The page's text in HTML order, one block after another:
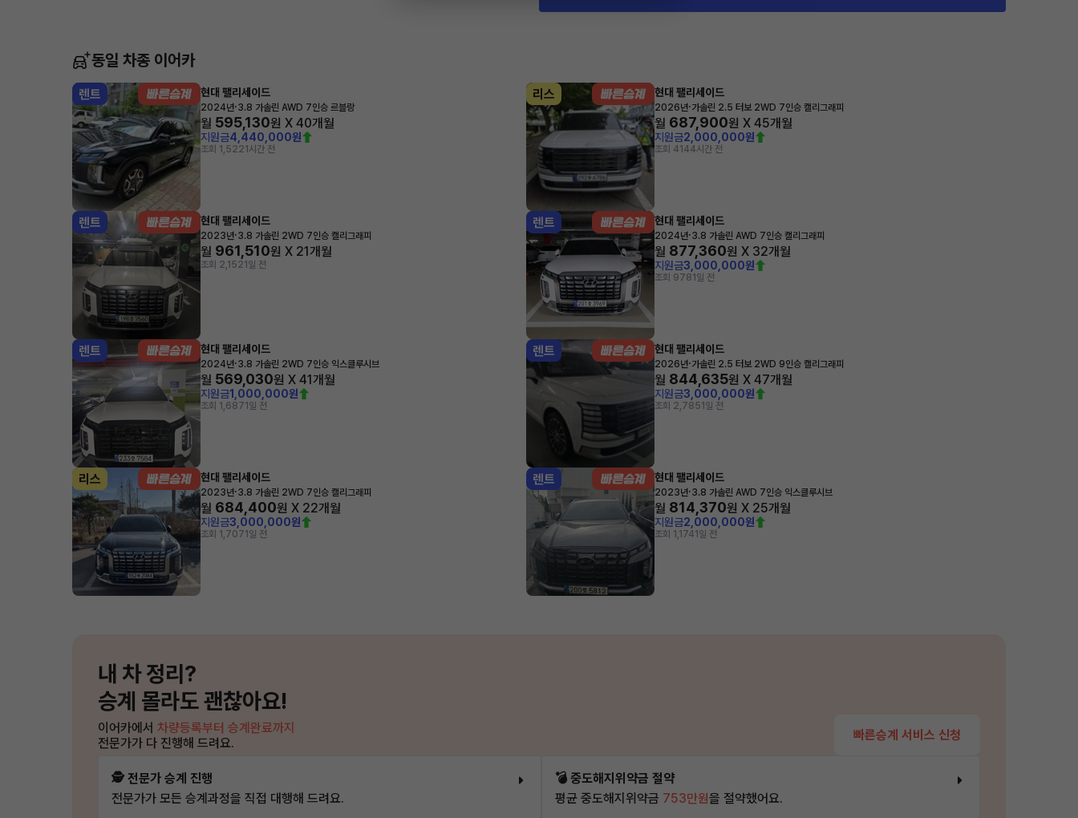
동일 차종 이어카
렌트 현대 팰리세이드
2024년·3.8 가솔린 AWD 7인승 르블랑
월 595,130원 X 40개월
지원금4,440,000원
조회 1,5221시간 전
리스 현대 팰리세이드
2026년·가솔린 2.5 터보 2WD 7인승 캘리그래피
월 687,900원 X 45개월
지원금2,000,000원
조회 4144시간 전
렌트 현대 팰리세이드
2023년·3.8 가솔린 2WD 7인승 캘리그래피
월 961,510원 X 21개월
조회 2,1521일 전
렌트 현대 팰리세이드
2024년·3.8 가솔린 AWD 7인승 캘리그래피
월 877,360원 X 32개월
지원금3,000,000원
조회 9781일 전
렌트 현대 팰리세이드
2024년·3.8 가솔린 2WD 7인승 익스클루시브
월 569,030원 X 41개월
지원금1,000,000원
조회 1,6871일 전
렌트 현대 팰리세이드
2026년·가솔린 2.5 터보 2WD 9인승 캘리그래피
월 844,635원 X 47개월
지원금3,000,000원
조회 2,7851일 전
리스 현대 팰리세이드
2023년·3.8 가솔린 2WD 7인승 캘리그래피
월 684,400원 X 22개월
지원금3,000,000원
조회 1,7071일 전
렌트 현대 팰리세이드
2023년·3.8 가솔린 AWD 7인승 익스클루시브
월 814,370원 X 25개월
지원금2,000,000원
조회 1,1741일 전
내 차 정리?
승계 몰라도 괜찮아요!
이어카에서 차량등록부터 승계완료까지
전문가가 다 진행해 드려요.
빠른승계 서비스 신청
🕵️ 전문가 승계 진행
전문가가 모든 승계과정을 직접 대행해 드려요.
💣 중도해지위약금 절약
평균 중도해지위약금 753만원을 절약했어요.